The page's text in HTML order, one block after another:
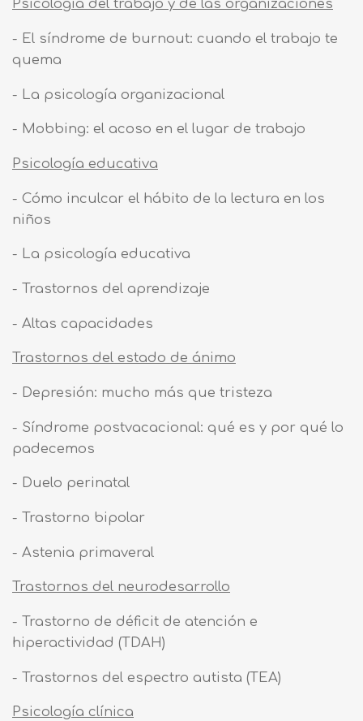
Psicología del trabajo y de las organizaciones
- El síndrome de burnout: cuando el trabajo te
quema
- La psicología organizacional
- Mobbing: el acoso en el lugar de trabajo
Psicología educativa
- Cómo inculcar el hábito de la lectura en los
niños
- La psicología educativa
- Trastornos del aprendizaje
- Altas capacidades
Trastornos del estado de ánimo
- Depresión: mucho más que tristeza
- Síndrome postvacacional: qué es y por qué lo
padecemos
- Duelo perinatal
- Trastorno bipolar
- Astenia primaveral
Trastornos del neurodesarrollo
- Trastorno de déficit de atención e
hiperactividad (TDAH)
- Trastornos del espectro autista (TEA)
Psicología clínica